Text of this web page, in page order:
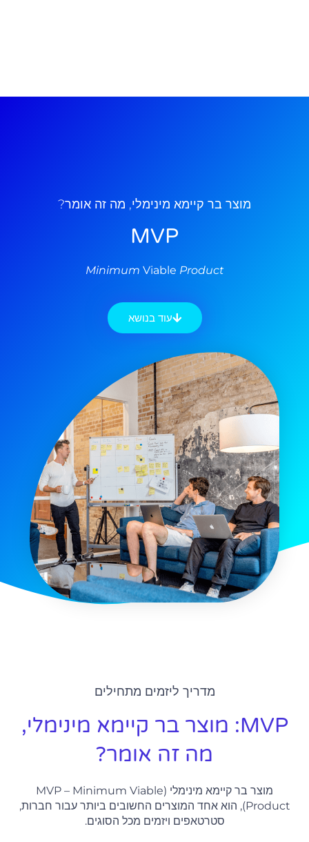
מוצר בר קיימא מינימלי, מה זה אומר?
MVP
Minimum Viable Product
עוד בנושא
מדריך ליזמים מתחילים
MVP: מוצר בר קיימא מינימלי,
מה זה אומר?
מוצר בר קיימא מינימלי (MVP – Minimum Viable
Product), הוא אחד המוצרים החשובים ביותר עבור חברות,
סטרטאפים ויזמים מכל הסוגים.